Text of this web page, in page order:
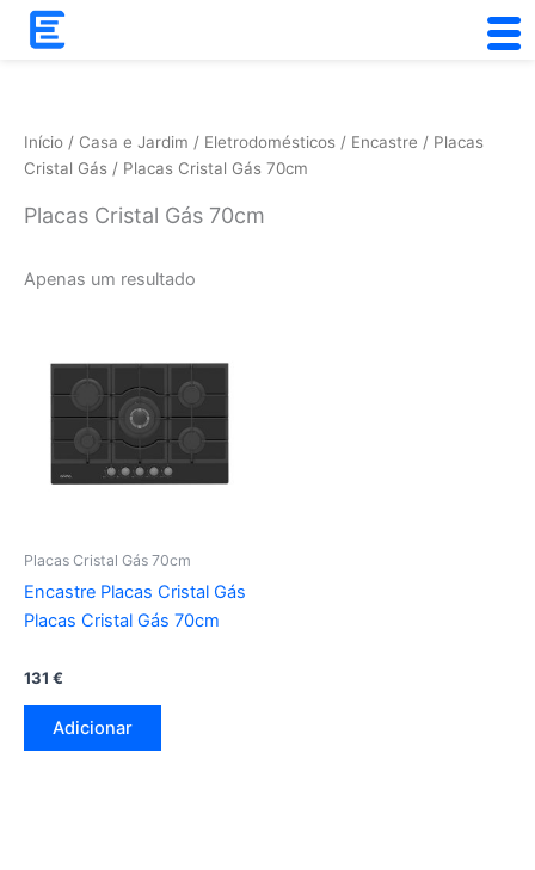
Skip
Início / Casa e Jardim / Eletrodomésticos / Encastre / Placas
Cristal Gás / Placas Cristal Gás 70cm
Placas Cristal Gás 70cm
Apenas um resultado
Placas Cristal Gás 70cm
Encastre Placas Cristal Gás
Placas Cristal Gás 70cm
131 €
Adicionar